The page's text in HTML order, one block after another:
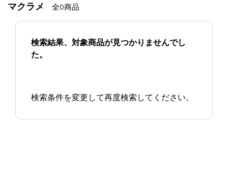
マクラメ 全0商品
検索結果、対象商品が見つかりませんでし
た。
検索条件を変更して再度検索してください。